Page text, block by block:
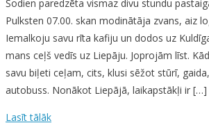
Šodien paredzēta vismaz divu stundu
Pulksten 07.00. skan modinātāja zvans, aiz
Iemalkoju savu rīta kafiju un dodos uz
mans ceļš vedīs uz Liepāju. Joprojām līst.
savu biļeti ceļam, cits, klusi sēžot stūrī,
autobuss. Nonākot Liepājā, laikapstākļi ir […]
Lasīt tālāk